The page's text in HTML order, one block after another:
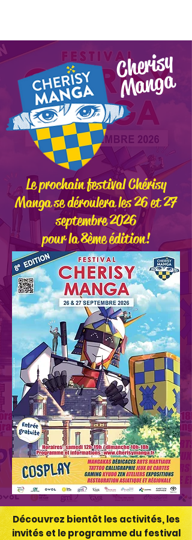
Le prochain festival Chérisy
Manga se déroulera les 26 et 27
septembre 2026
pour la 8ème édition!
Cherisy
Manga
Découvrez bientôt les activités, les
invités et le programme du festival